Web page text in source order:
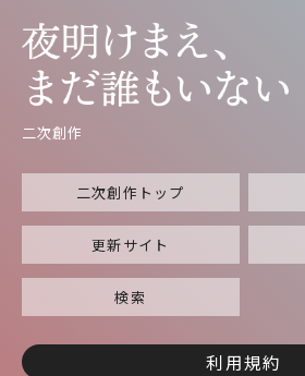
二次創作
二次創作トップ
更新サイト
検索
利用規約